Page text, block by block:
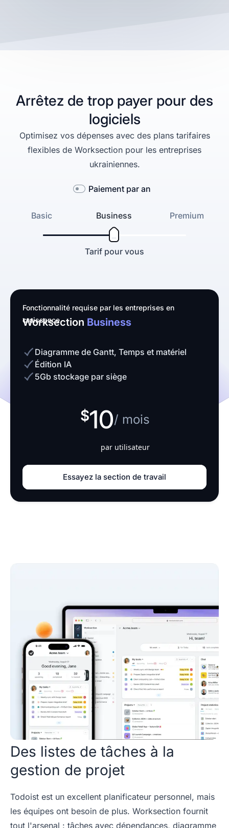
Arrêtez de trop payer pour des
logiciels
Optimisez vos dépenses avec des plans tarifaires
flexibles de Worksection pour les entreprises
ukrainiennes.
Basic Business Premium
Tarif pour vous
Paiement par an
Worksection Business
Fonctionnalité requise par les entreprises en
croissance
Diagramme de Gantt, Temps et matériel
Édition IA
5Gb stockage par siège
10/ mois
par utilisateur
Essayez la section de travail
Des listes de tâches à la
gestion de projet
Todoist est un excellent planificateur personnel, mais
les équipes ont besoin de plus. Worksection fournit
tout l'arsenal : tâches avec dépendances, diagramme